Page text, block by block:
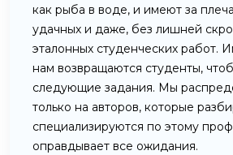
как рыба в воде, и имеют за
удачных и даже, без лишней
эталонных студенческих работ.
нам возвращаются студенты, чтоб
следующие задания. Мы
только на авторов, которые
специализируются по этому
оправдывает все ожидания.